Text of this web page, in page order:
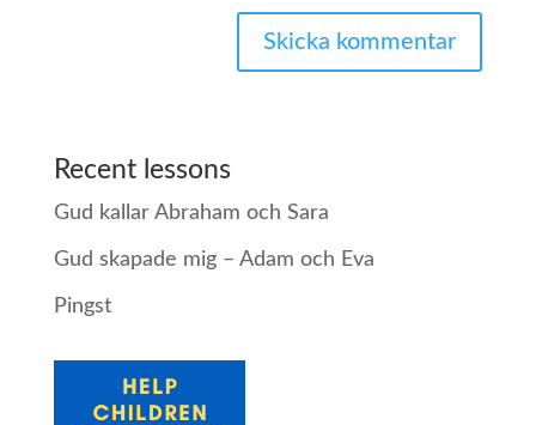
Recent lessons
Gud kallar Abraham och Sara
Gud skapade mig – Adam och Eva
Pingst